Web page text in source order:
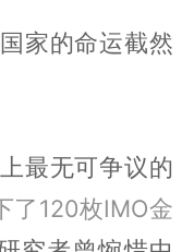
家的命运截然
最无可争议的
了120枚IMO金